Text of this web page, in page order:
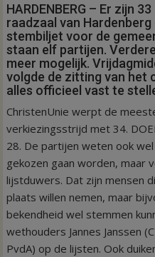
HARDENBERG – Er zijn
raadzaal van
stembiljet voor de
staan elf partijen.
meer mogelijk.
volgde de zitting van het
alles officieel vast te
ChristenUnie werpt de
verkiezingsstrijd met 34.
28. De partijen weten ook
gekozen gaan worden, maar
lijstduwers. Dat zijn mensen
plaats willen nemen, maar
bekendheid wel stemmen
wethouders Jannes Janssen
PvdA) op de lijsten. Ook